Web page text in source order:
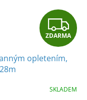
Z
D
R
ZDARMA
opletením,
SKLADEM